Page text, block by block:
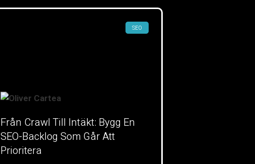
SEO
Från Crawl Till Intäkt: Bygg En
SEO-Backlog Som Går Att
Prioritera